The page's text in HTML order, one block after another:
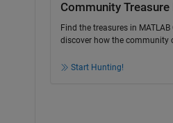
Community Treasure
Find the treasures in MATLAB
discover how the community
Start Hunting!